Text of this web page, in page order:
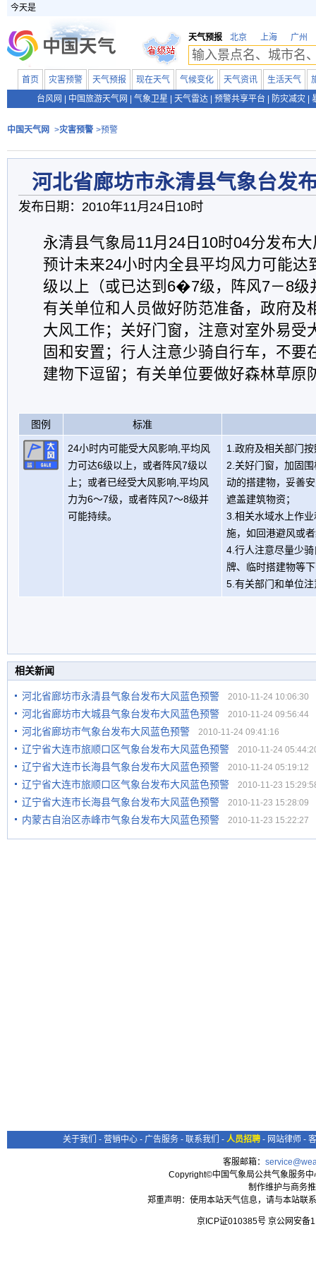
今天是
天气预报 北京 上海 广州
首页 灾害预警 天气预报 现在天气 气候变化 天气资讯 生活天气
台风网
中国旅游天气网 气象卫星 天气雷达 预警共享平台 防灾减灾
中国天气网 >灾害预警 >预警
河北省廊坊市永清县气象台发
发布日期：2010年11月24日10时
永清县气象局11月24日10时04分发布
预计未来24小时内全县平均风力可能达
级以上（或已达到6�7级，阵风7－8级
有关单位和人员做好防范准备，政府及
大风工作；关好门窗，注意对室外易受
固和安置；行人注意少骑自行车，不要
建物下逗留；有关单位要做好森林草原
图例 标准
24小时内可能受大风影响,平均风
力可达6级以上，或者阵风7级以
上；或者已经受大风影响,平均风
力为6～7级，或者阵风7～8级并
可能持续。
1.政府及相关部门
2.关好门窗，加固
动的搭建物，妥善
遮盖建筑物资；
3.相关水域水上作
施，如回港避风或
4.行人注意尽量少
牌、临时搭建物等
5.有关部门和单位
相关新闻
河北省廊坊市永清县气象台发布大风蓝色预警 2010-11-24 10:06:30
河北省廊坊市大城县气象台发布大风蓝色预警 2010-11-24 09:56:44
河北省廊坊市气象台发布大风蓝色预警 2010-11-24 09:41:16
辽宁省大连市旅顺口区气象台发布大风蓝色预警 2010-11-24
辽宁省大连市长海县气象台发布大风蓝色预警 2010-11-24 05:19:12
辽宁省大连市旅顺口区气象台发布大风蓝色预警 2010-11-23
辽宁省大连市长海县气象台发布大风蓝色预警 2010-11-23 15:28:09
内蒙古自治区赤峰市气象台发布大风蓝色预警 2010-11-23 15:22:27
关于我们 - 营销中心 - 广告服务 - 联系我们 - 人员招聘 - 网站律师 -
客服邮箱：
Copyright©中国气象局公共气象服务
制作维护与商务
郑重声明：使用本站天气信息，请与本站联
京ICP证010385号 京公网安备